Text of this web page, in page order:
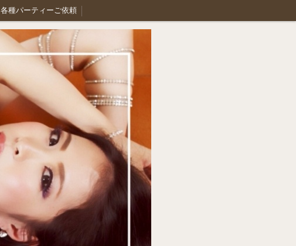
各種パーティーご依頼